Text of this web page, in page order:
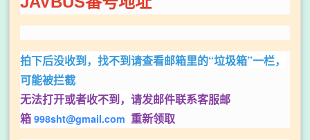
拍下后没收到，找不到请查看邮箱里的“垃圾箱”一栏，
可能被拦截
无法打开或者收不到， 请发邮件联系客服邮
箱 998sht@gmail.com 重新领取